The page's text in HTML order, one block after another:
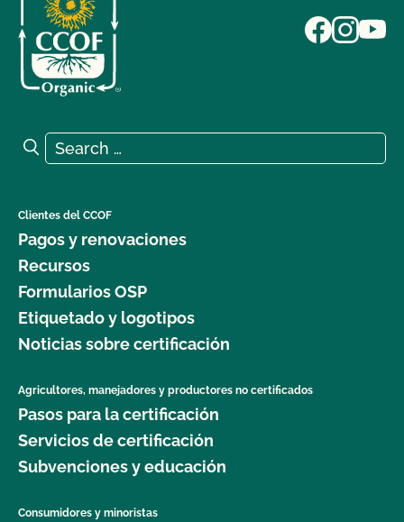
Search for:
Search
Clientes del CCOF
Pagos y renovaciones
Recursos
Formularios OSP
Etiquetado y logotipos
Noticias sobre certificación
Agricultores, manejadores y productores no certificados
Pasos para la certificación
Servicios de certificación
Subvenciones y educación
Consumidores y minoristas